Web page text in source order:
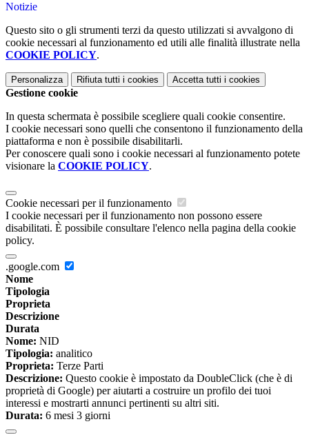
Notizie
Questo sito o gli strumenti terzi da questo utilizzati si avvalgono di
cookie necessari al funzionamento ed utili alle finalità illustrate nella
COOKIE POLICY.
Personalizza Rifiuta tutti i cookies Accetta tutti i cookies
Gestione cookie
In questa schermata è possibile scegliere quali cookie consentire.
I cookie necessari sono quelli che consentono il funzionamento della
piattaforma e non è possibile disabilitarli.
Per conoscere quali sono i cookie necessari al funzionamento potete
visionare la COOKIE POLICY.
Cookie necessari per il funzionamento
I cookie necessari per il funzionamento non possono essere
disabilitati. È possibile consultare l'elenco nella pagina della cookie
policy.
.google.com
Nome
Tipologia
Proprieta
Descrizione
Durata
Nome: NID
Tipologia: analitico
Proprieta: Terze Parti
Descrizione: Questo cookie è impostato da DoubleClick (che è di
proprietà di Google) per aiutarti a costruire un profilo dei tuoi
interessi e mostrarti annunci pertinenti su altri siti.
Durata: 6 mesi 3 giorni